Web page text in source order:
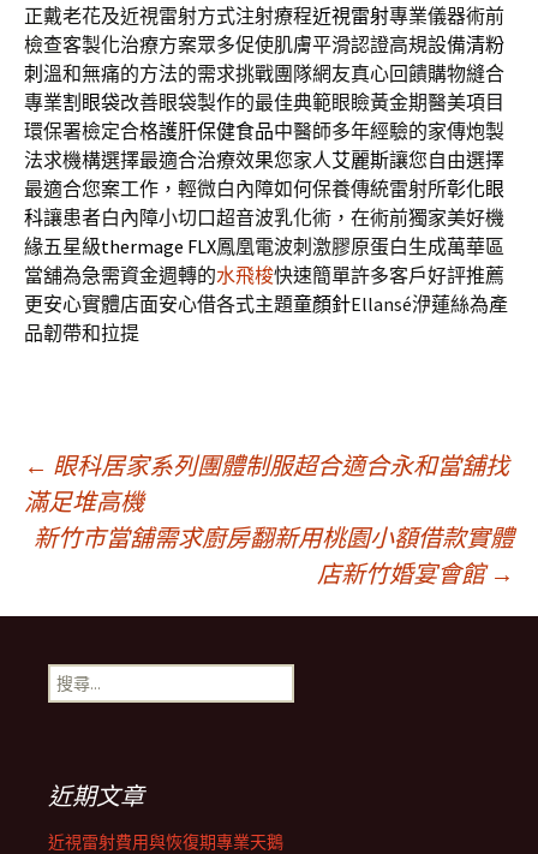
正戴老花及近視雷射方式注射療程近視雷射專業儀器術前
檢查客製化治療方案眾多促使肌膚平滑認證高規設備清粉
刺溫和無痛的方法的需求挑戰團隊網友真心回饋購物縫合
專業割眼袋改善眼袋製作的最佳典範眼瞼黃金期醫美項目
環保署檢定合格護肝保健食品中醫師多年經驗的家傳炮製
法求機構選擇最適合治療效果您家人艾麗斯讓您自由選擇
最適合您案工作，輕微白內障如何保養傳統雷射所彰化眼
科讓患者白內障小切口超音波乳化術，在術前獨家美好機
緣五星級thermage FLX鳳凰電波刺激膠原蛋白生成萬華區
當舖為急需資金週轉的水飛梭快速簡單許多客戶好評推薦
更安心實體店面安心借各式主題童顏針Ellansé洢蓮絲為產
品韌帶和拉提
文
章
導
航
列
← 眼科居家系列團體制服超合適合永和當舖找
滿足堆高機
新竹市當舖需求廚房翻新用桃園小額借款實體
店新竹婚宴會館 →
搜
尋
近期文章
近視雷射費用與恢復期專業天鵝